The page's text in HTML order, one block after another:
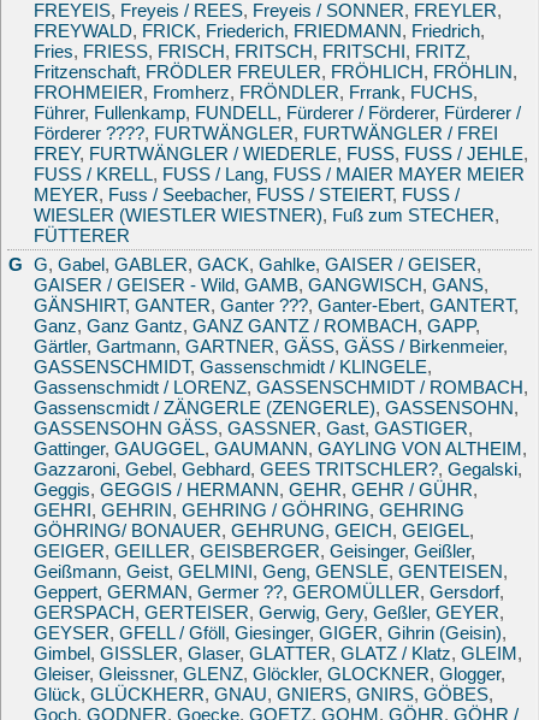
FREYEIS, Freyeis / REES, Freyeis / SONNER, FREYLER,
FREYWALD, FRICK, Friederich, FRIEDMANN, Friedrich,
Fries, FRIESS, FRISCH, FRITSCH, FRITSCHI, FRITZ,
Fritzenschaft, FRÖDLER FREULER, FRÖHLICH, FRÖHLIN,
FROHMEIER, Fromherz, FRÖNDLER, Frrank, FUCHS,
Führer, Fullenkamp, FUNDELL, Fürderer / Förderer, Fürderer /
Förderer ????, FURTWÄNGLER, FURTWÄNGLER / FREI
FREY, FURTWÄNGLER / WIEDERLE, FUSS, FUSS / JEHLE,
FUSS / KRELL, FUSS / Lang, FUSS / MAIER MAYER MEIER
MEYER, Fuss / Seebacher, FUSS / STEIERT, FUSS /
WIESLER (WIESTLER WIESTNER), Fuß zum STECHER,
FÜTTERER
G
G,Gabel,GABLER,GACK,Gahlke,GAISER / GEISER,
GAISER / GEISER - Wild,GAMB,GANGWISCH,GANS,
GÄNSHIRT,GANTER,Ganter ???,Ganter-Ebert,GANTERT,
Ganz,Ganz Gantz,GANZ GANTZ / ROMBACH,GAPP,
Gärtler,Gartmann,GARTNER,GÄSS,GÄSS / Birkenmeier,
GASSENSCHMIDT,Gassenschmidt / KLINGELE,
Gassenschmidt / LORENZ,GASSENSCHMIDT / ROMBACH,
Gassenscmidt / ZÄNGERLE (ZENGERLE),GASSENSOHN,
GASSENSOHN GÄSS,GASSNER,Gast,GASTIGER,
Gattinger,GAUGGEL,GAUMANN,GAYLING VON ALTHEIM,
Gazzaroni,Gebel,Gebhard,GEES TRITSCHLER?,Gegalski,
Geggis,GEGGIS / HERMANN,GEHR,GEHR / GÜHR,
GEHRI,GEHRIN,GEHRING / GÖHRING,GEHRING
GÖHRING/ BONAUER,GEHRUNG,GEICH,GEIGEL,
GEIGER,GEILLER,GEISBERGER,Geisinger,Geißler,
Geißmann,Geist,GELMINI,Geng,GENSLE,GENTEISEN,
Geppert,GERMAN,Germer ??,GEROMÜLLER,Gersdorf,
GERSPACH,GERTEISER,Gerwig,Gery,Geßler,GEYER,
GEYSER,GFELL / Gföll,Giesinger,GIGER,Gihrin (Geisin),
Gimbel,GISSLER,Glaser,GLATTER,GLATZ / Klatz,GLEIM,
Gleiser,Gleissner,GLENZ,Glöckler,GLOCKNER,Glogger,
Glück,GLÜCKHERR,GNAU,GNIERS,GNIRS,GÖBES,
Goch,GODNER,Goecke,GOETZ,GOHM,GÖHR,GÖHR /